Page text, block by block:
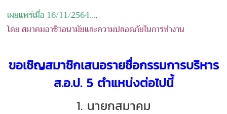
เผยแพร่เมื่อ 16/11/2564...,
โดย สมาคมอาชีวอนามัยและความปลอดภัยในการทำงาน
ขอเชิญสมาชิกเสนอรายชื่อกรรมการบริหาร
ส.อ.ป. 5 ตำแหน่งต่อไปนี้
1. นายกสมาคม